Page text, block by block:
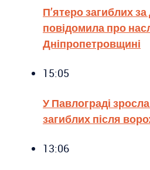
П’ятеро загиблих
повідомила про
Дніпропетровщині
15:05
У Павлограді зросла
загиблих після
13:06